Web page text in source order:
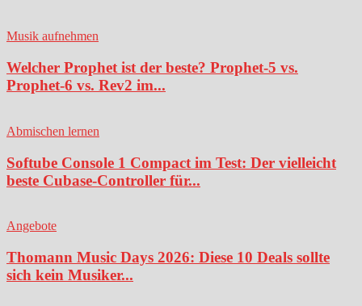
Musik aufnehmen
Welcher Prophet ist der beste? Prophet-5 vs.
Prophet-6 vs. Rev2 im...
Abmischen lernen
Softube Console 1 Compact im Test: Der vielleicht
beste Cubase-Controller für...
Angebote
Thomann Music Days 2026: Diese 10 Deals sollte
sich kein Musiker...